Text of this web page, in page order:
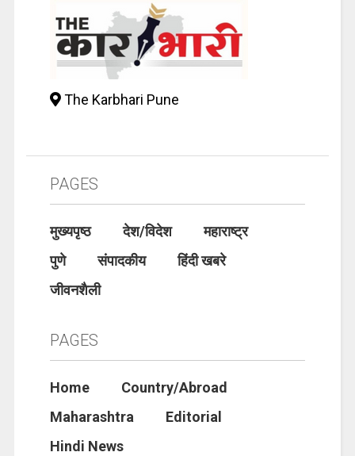
The Karbhari Pune
PAGES
मुख्यपृष्ठ देश/विदेश
महाराष्ट्र
पुणे
संपादकीय
हिंदी खबरे
जीवनशैली
PAGES
Home
Country/Abroad
Maharashtra
Editorial
Hindi News